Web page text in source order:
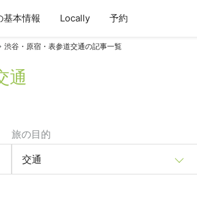
基本情報 Locally 予約
渋谷・原宿・表参道交通の記事一覧
通
旅の目的
交通